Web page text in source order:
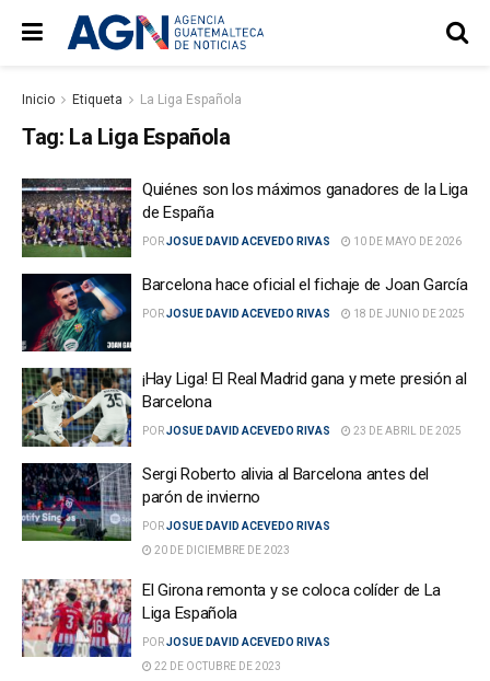
Inicio Etiqueta La Liga Española
Tag: La Liga Española
Quiénes son los máximos ganadores de la Liga
de España
PORJOSUE DAVID ACEVEDO RIVAS 10 DE MAYO DE 2026
Barcelona hace oficial el fichaje de Joan García
PORJOSUE DAVID ACEVEDO RIVAS 18 DE JUNIO DE 2025
¡Hay Liga! El Real Madrid gana y mete presión al
Barcelona
PORJOSUE DAVID ACEVEDO RIVAS 23 DE ABRIL DE 2025
Sergi Roberto alivia al Barcelona antes del
parón de invierno
PORJOSUE DAVID ACEVEDO RIVAS
20 DE DICIEMBRE DE 2023
El Girona remonta y se coloca colíder de La
Liga Española
PORJOSUE DAVID ACEVEDO RIVAS
22 DE OCTUBRE DE 2023